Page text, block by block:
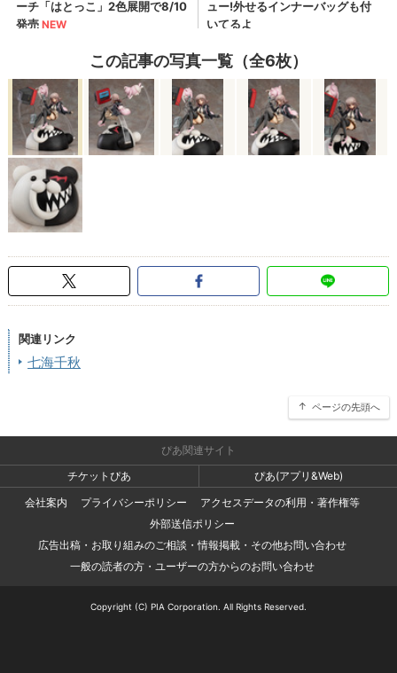
この記事の写真一覧（全6枚）
関連リンク
七海千秋
ページの先頭へ
ぴあ関連サイト
チケットぴあ
ぴあ(アプリ&Web)
会社案内
プライバシーポリシー
アクセスデータの利用・著作権等
外部送信ポリシー
広告出稿・お取り組みのご相談・情報掲載・その他お問い合わせ
一般の読者の方・ユーザーの方からのお問い合わせ
Copyright (C) PIA Corporation. All Rights Reserved.